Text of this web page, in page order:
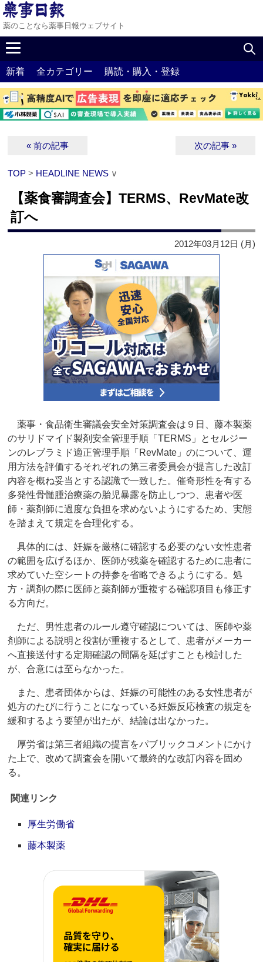
薬のことなら薬事日報ウェブサイト
新着 全カテゴリー 購読・購入・登録
« 前の記事 次の記事 »
TOP > HEADLINE NEWS ∨
【薬食審調査会】TERMS、RevMate改
訂へ
2012年03月12日 (月)
薬事・食品衛生審議会安全対策調査会は９日、藤本製薬
のサリドマイド製剤安全管理手順「TERMS」とセルジー
ンのレブラミド適正管理手順「RevMate」のについて、運
用方法を評価するそれぞれの第三者委員会が提言した改訂
内容を概ね妥当とする認識で一致した。催奇形性を有する
多発性骨髄腫治療薬の胎児暴露を防止しつつ、患者や医
師・薬剤師に過度な負担を求めないようにするため、実態
を踏まえて規定を合理化する。
具体的には、妊娠を厳格に確認する必要のない女性患者
の範囲を広げるほか、医師が残薬を確認するために患者に
求めていた空シートの持参を省略できるようにする。処
方・調剤の際に医師と薬剤師が重複する確認項目も修正す
る方向だ。
ただ、男性患者のルール遵守確認については、医師や薬
剤師による説明と役割が重複するとして、患者がメーカー
へ直接送付する定期確認の間隔を延ばすことも検討した
が、合意には至らなかった。
また、患者団体からは、妊娠の可能性のある女性患者が
処方のたびに行うことになっている妊娠反応検査の規定を
緩和するよう要望が出たが、結論は出なかった。
厚労省は第三者組織の提言をパブリックコメントにかけ
た上で、改めて調査会を開いて最終的な改訂内容を固め
る。
関連リンク
厚生労働省
藤本製薬